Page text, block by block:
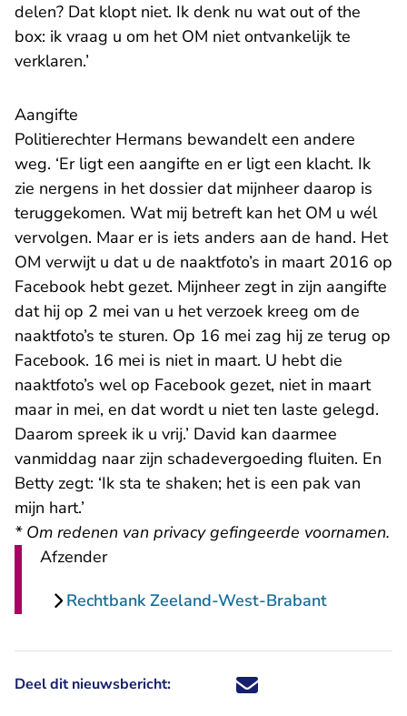
delen? Dat klopt niet. Ik denk nu wat out of the
box: ik vraag u om het OM niet ontvankelijk te
verklaren.’
Aangifte
Politierechter Hermans bewandelt een andere
weg. ‘Er ligt een aangifte en er ligt een klacht. Ik
zie nergens in het dossier dat mijnheer daarop is
teruggekomen. Wat mij betreft kan het OM u wél
vervolgen. Maar er is iets anders aan de hand. Het
OM verwijt u dat u de naaktfoto’s in maart 2016 op
Facebook hebt gezet. Mijnheer zegt in zijn aangifte
dat hij op 2 mei van u het verzoek kreeg om de
naaktfoto’s te sturen. Op 16 mei zag hij ze terug op
Facebook. 16 mei is niet in maart. U hebt die
naaktfoto’s wel op Facebook gezet, niet in maart
maar in mei, en dat wordt u niet ten laste gelegd.
Daarom spreek ik u vrij.’ David kan daarmee
vanmiddag naar zijn schadevergoeding fluiten. En
Betty zegt: ‘Ik sta te shaken; het is een pak van
mijn hart.’
* Om redenen van privacy gefingeerde voornamen.
Afzender
Rechtbank Zeeland-West-Brabant
Deel dit nieuwsbericht: Deel dit nieuwsbericht via X -
Deel dit nieuwsbericht via
Deel dit nieuwsbericht
Deel dit